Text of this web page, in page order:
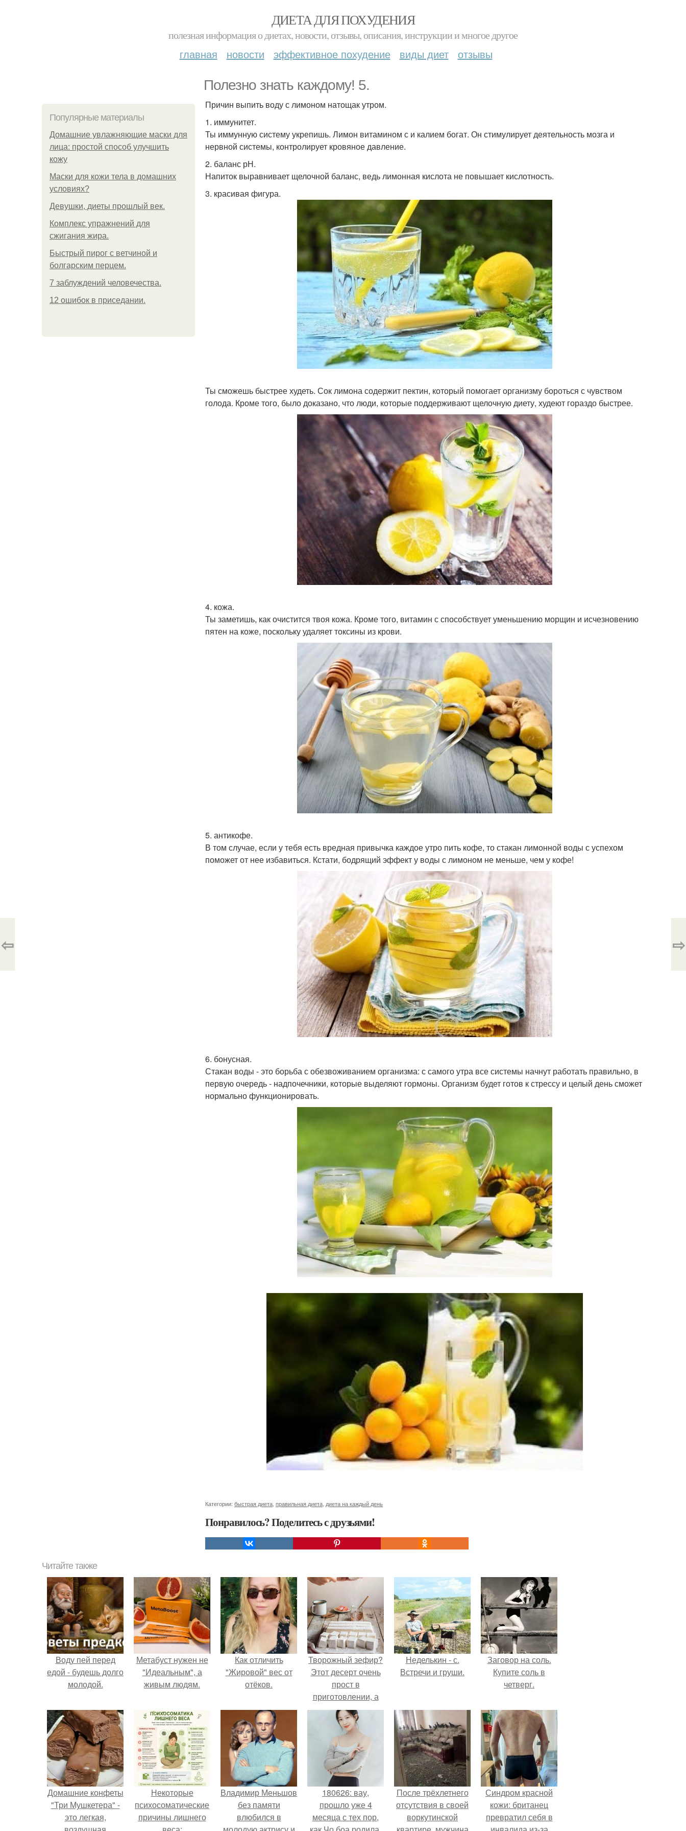
ДИЕТА ДЛЯ ПОХУДЕНИЯ
полезная информация о диетах, новости, отзывы, описания, инструкции и многое другое
главная новости эффективное похудение виды диет отзывы
Полезно знать каждому! 5.
Популярные материалы
Домашние увлажняющие маски для
лица: простой способ улучшить
кожу
Маски для кожи тела в домашних
условиях?
Девушки, диеты прошлый век.
Комплекс упражнений для
сжигания жира.
Быстрый пирог с ветчиной и
болгарским перцем.
7 заблуждений человечества.
12 ошибок в приседании.
Причин выпить воду с лимоном натощак утром.
1. иммунитет.
Ты иммунную систему укрепишь. Лимон витамином с и калием богат. Он стимулирует деятельность мозга и
нервной системы, контролирует кровяное давление.
2. баланс рН.
Напиток выравнивает щелочной баланс, ведь лимонная кислота не повышает кислотность.
3. красивая фигура.
Ты сможешь быстрее худеть. Сок лимона содержит пектин, который помогает организму бороться с чувством
голода. Кроме того, было доказано, что люди, которые поддерживают щелочную диету, худеют гораздо быстрее.
4. кожа.
Ты заметишь, как очистится твоя кожа. Кроме того, витамин с способствует уменьшению морщин и исчезновению
пятен на коже, поскольку удаляет токсины из крови.
5. антикофе.
В том случае, если у тебя есть вредная привычка каждое утро пить кофе, то стакан лимонной воды с успехом
поможет от нее избавиться. Кстати, бодрящий эффект у воды с лимоном не меньше, чем у кофе!
6. бонусная.
Стакан воды - это борьба с обезвоживанием организма: с самого утра все системы начнут работать правильно, в
первую очередь - надпочечники, которые выделяют гормоны. Организм будет готов к стрессу и целый день сможет
нормально функционировать.
Категории: быстрая диета правильная диета диета на каждый день
Понравилось? Поделитесь с друзьями!
⇦ ⇨
Читайте также
Воду пей перед
едой - будешь долго
молодой.
Метабуст нужен не
"Идеальным", а
живым людям.
Как отличить
"Жировой" вес от
отёков.
Творожный зефир?
Этот десерт очень
прост в
приготовлении, а
по вкусу он
напоминает самый
настоящий зефир!
Неделькин - с.
Встречи и груши.
Заговор на соль.
Купите соль в
четверг.
Домашние конфеты
"Три Мушкетера" -
это легкая,
Некоторые
психосоматические
причины лишнего
Владимир Меньшов
без памяти
влюбился в
180626: вау,
прошло уже 4
месяца с тех пор,
После трёхлетнего
отсутствия в своей
воркутинской
Синдром красной
кожи: британец
превратил себя в